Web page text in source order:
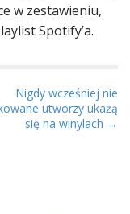
w zestawieniu,
Spotify’a.
Nigdy wcześniej nie
utworzy ukażą
się na winylach →